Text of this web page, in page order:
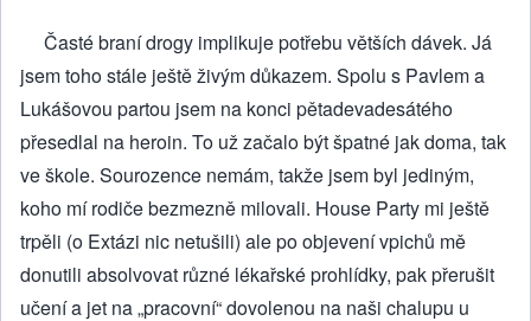
Časté braní drogy implikuje potřebu větších dávek. Já
jsem toho stále ještě živým důkazem. Spolu s Pavlem a
Lukášovou partou jsem na konci pětadevadesátého
přesedlal na heroin. To už začalo být špatné jak doma, tak
ve škole. Sourozence nemám, takže jsem byl jediným,
koho mí rodiče bezmezně milovali. House Party mi ještě
trpěli (o Extázi nic netušili) ale po objevení vpichů mě
donutili absolvovat různé lékařské prohlídky, pak přerušit
učení a jet na „pracovní“ dovolenou na naši chalupu u